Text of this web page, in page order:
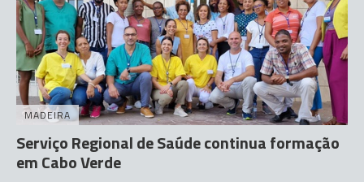
MADEIRA
Serviço Regional de Saúde continua formação
em Cabo Verde